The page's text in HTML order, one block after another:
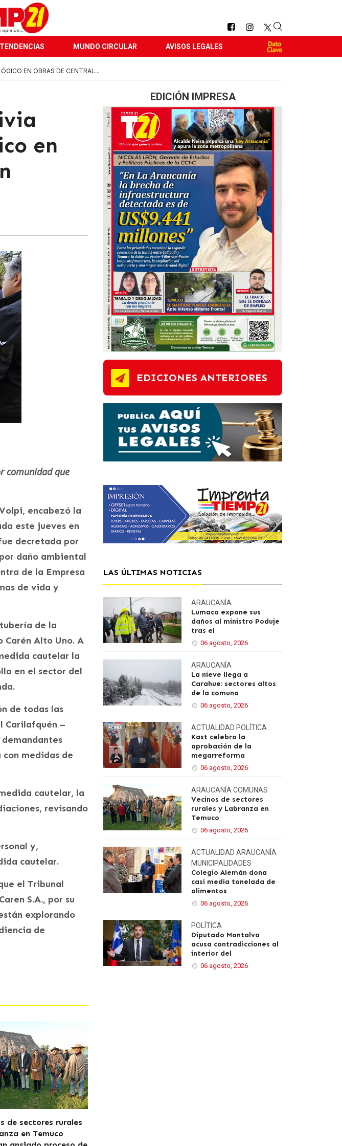
TENDENCIAS MUNDO CIRCULAR AVISOS LEGALES
EN OBRAS DE CENTRAL...
en
comunidad que
encabezó la
este jueves en
decretada por
daño ambiental
de la Empresa
de vida y
de la
Alto Uno. A
cautelar la
en el sector del
de todas las
Carilafquén –
medidas de
cautelar, la
revisando
y,
cautelar.
el Tribunal
S.A., por su
explorando
de
de sectores rurales
en Temuco
EDICIÓN IMPRESA
EDICIONES ANTERIORES
LAS ÚLTIMAS NOTICIAS
ARAUCANÍA
Lumaco expone sus
daños al ministro Poduje
tras el
06 agosto, 2026
ARAUCANÍA
La nieve llega a
Carahue: sectores altos
de la comuna
06 agosto, 2026
ACTUALIDAD POLÍTICA
Kast celebra la
aprobación de la
megarreforma
06 agosto, 2026
ARAUCANÍA COMUNAS
Vecinos de sectores
rurales y Labranza en
Temuco
06 agosto, 2026
ACTUALIDAD ARAUCANÍA
MUNICIPALIDADES
Colegio Alemán dona
casi media tonelada de
alimentos
06 agosto, 2026
POLÍTICA
Diputado Montalva
acusa contradicciones al
interior del
06 agosto, 2026